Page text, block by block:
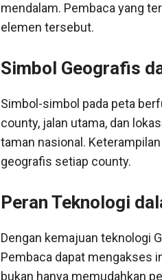
mendalam. Pembaca yang
elemen tersebut.
Simbol Geografis
Simbol-simbol pada peta
county, jalan utama, dan
taman nasional.
geografis setiap county.
Peran Teknologi
Dengan kemajuan teknologi
Pembaca dapat mengakses
bukan hanya memudahkan